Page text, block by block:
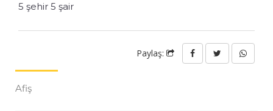
5 şehir 5 şair
Paylaş:
Afiş